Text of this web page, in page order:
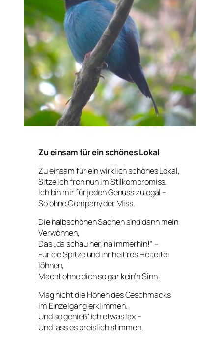
Zu einsam für ein schönes Lokal
Zu einsam für ein wirklich schönes Lokal,
Sitze ich froh nun im Stilkompromiss.
Ich bin mir für jeden Genuss zu egal –
So ohne Company der Miss.
Die halbschönen Sachen sind dann mein
Verwöhnen,
Das „da schau her, na immerhin!“ –
Für die Spitze und ihr heit’res Heiteitei
löhnen,
Macht ohne dich so gar kein’n Sinn!
Mag nicht die Höhen des Geschmacks
Im Einzelgang erklimmen.
Und so genieß‘ ich etwas lax –
Und lass es preislich stimmen.